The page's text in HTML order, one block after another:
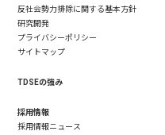
反社会勢力排除に関する基本方針
研究開発
プライバシーポリシー
サイトマップ
TDSEの強み
採用情報
採用情報ニュース